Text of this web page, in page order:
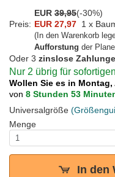
EUR 39,95(-30%)
Preis: EUR 27,97 1 x
(In den Warenkorb
Aufforstung der
Oder 3 zinslose
Nur 2 übrig für
Wollen Sie es in Montag,
von 8 Stunden 53
Universalgröße
Menge
In den